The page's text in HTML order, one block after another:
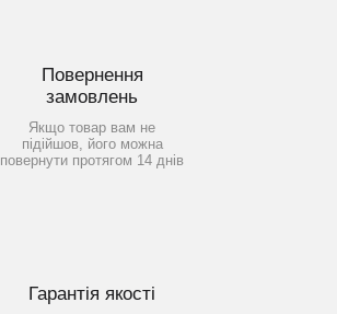
Повернення
замовлень
Якщо товар вам не
підійшов, його можна
повернути протягом 14 днів
Гарантія якості